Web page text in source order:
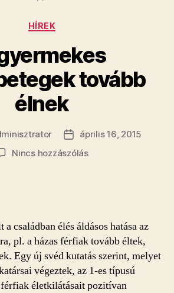
Kategóriák
HÍREK
tovább
élnek
Bejegyzés
dátuma
április 16, 2015
Nincs hozzászólása(z)
bejegyzéshez
családban élés áldásos hatása az
pl. a házas férfiak tovább éltek,
Egy új svéd kutatás szerint, melyet
végeztek, az 1-es típusú
életkilátásait pozitívan